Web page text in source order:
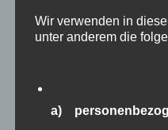
Haben Sie sich das
angefangen?
Wir verwenden in
unter anderem die
a)